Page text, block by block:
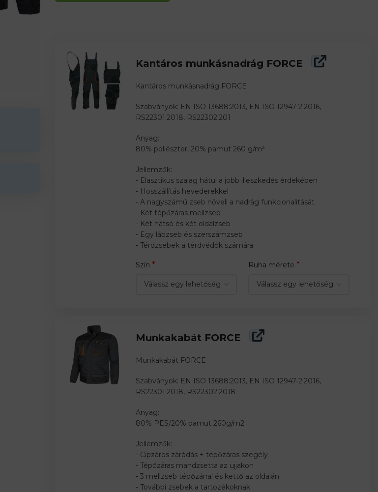
Kantáros munkásnadrág FORCE
Kantáros munkásnadrág FORCE
Szabványok: EN ISO 13688:2013, EN ISO 12947-2:2016,
RS22301:2018, RS22302:201
Anyag:
80% poliészter, 20% pamut 260 g/m²
Jellemzők:
- Elasztikus szalag hátul a jobb illeszkedés érdekében
- Hosszállítás hevederekkel
- A nagyszámú zseb növeli a nadrág funkcionalitását
- Két tépőzáras mellzseb
- Két hátsó és két oldalzseb
- Egy lábzseb és szerszámzseb
- Térdzsebek a térdvédők számára
Szín * Ruha mérete *
Munkakabát FORCE
Munkakabát FORCE
Szabványok: EN ISO 13688:2013, EN ISO 12947-2:2016,
RS22301:2018, RS22302:2018
Anyag:
80% PES/20% pamut 260g/m2
Jellemzők:
- Cipzáros záródás + tépőzáras szegély
- Tépőzáras mandzsetta az ujjakon
- 3 mellzseb tépőzárral és kettő az oldalán
- További zsebek a tartozékoknak